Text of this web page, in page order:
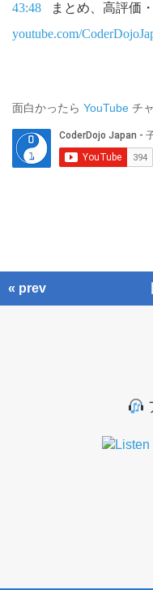
43:48 まとめ、高評価
youtube.com/
面白かったら YouTube チ
« prev